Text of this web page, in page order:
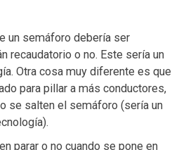
un semáforo debería ser
recaudatorio o no. Este sería un
Otra cosa muy diferente es que
para pillar a más conductores,
se salten el semáforo (sería un
parar o no cuando se pone en